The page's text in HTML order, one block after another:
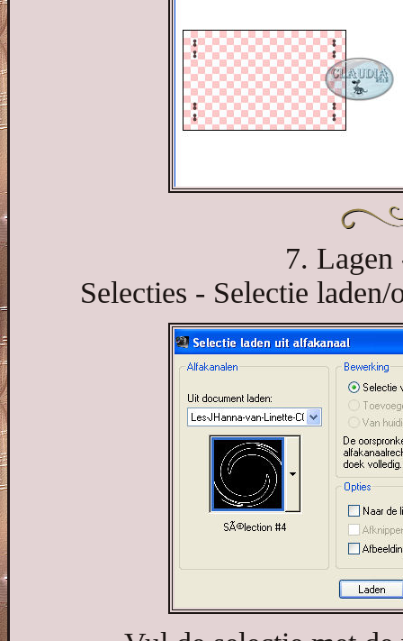
7. Lagen
Selecties - Selectie